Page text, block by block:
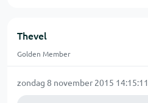
Thevel
Golden Member
zondag 8 november 2015 14:15:11